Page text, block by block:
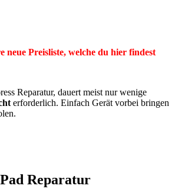
neue Preisliste, welche du hier findest
Reparatur, dauert meist nur wenige
erforderlich. Einfach Gerät vorbei bringen
Reparatur